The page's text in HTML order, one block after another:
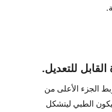
للتعديل.
الجزء الأعلى من
الطبي ليتشكل